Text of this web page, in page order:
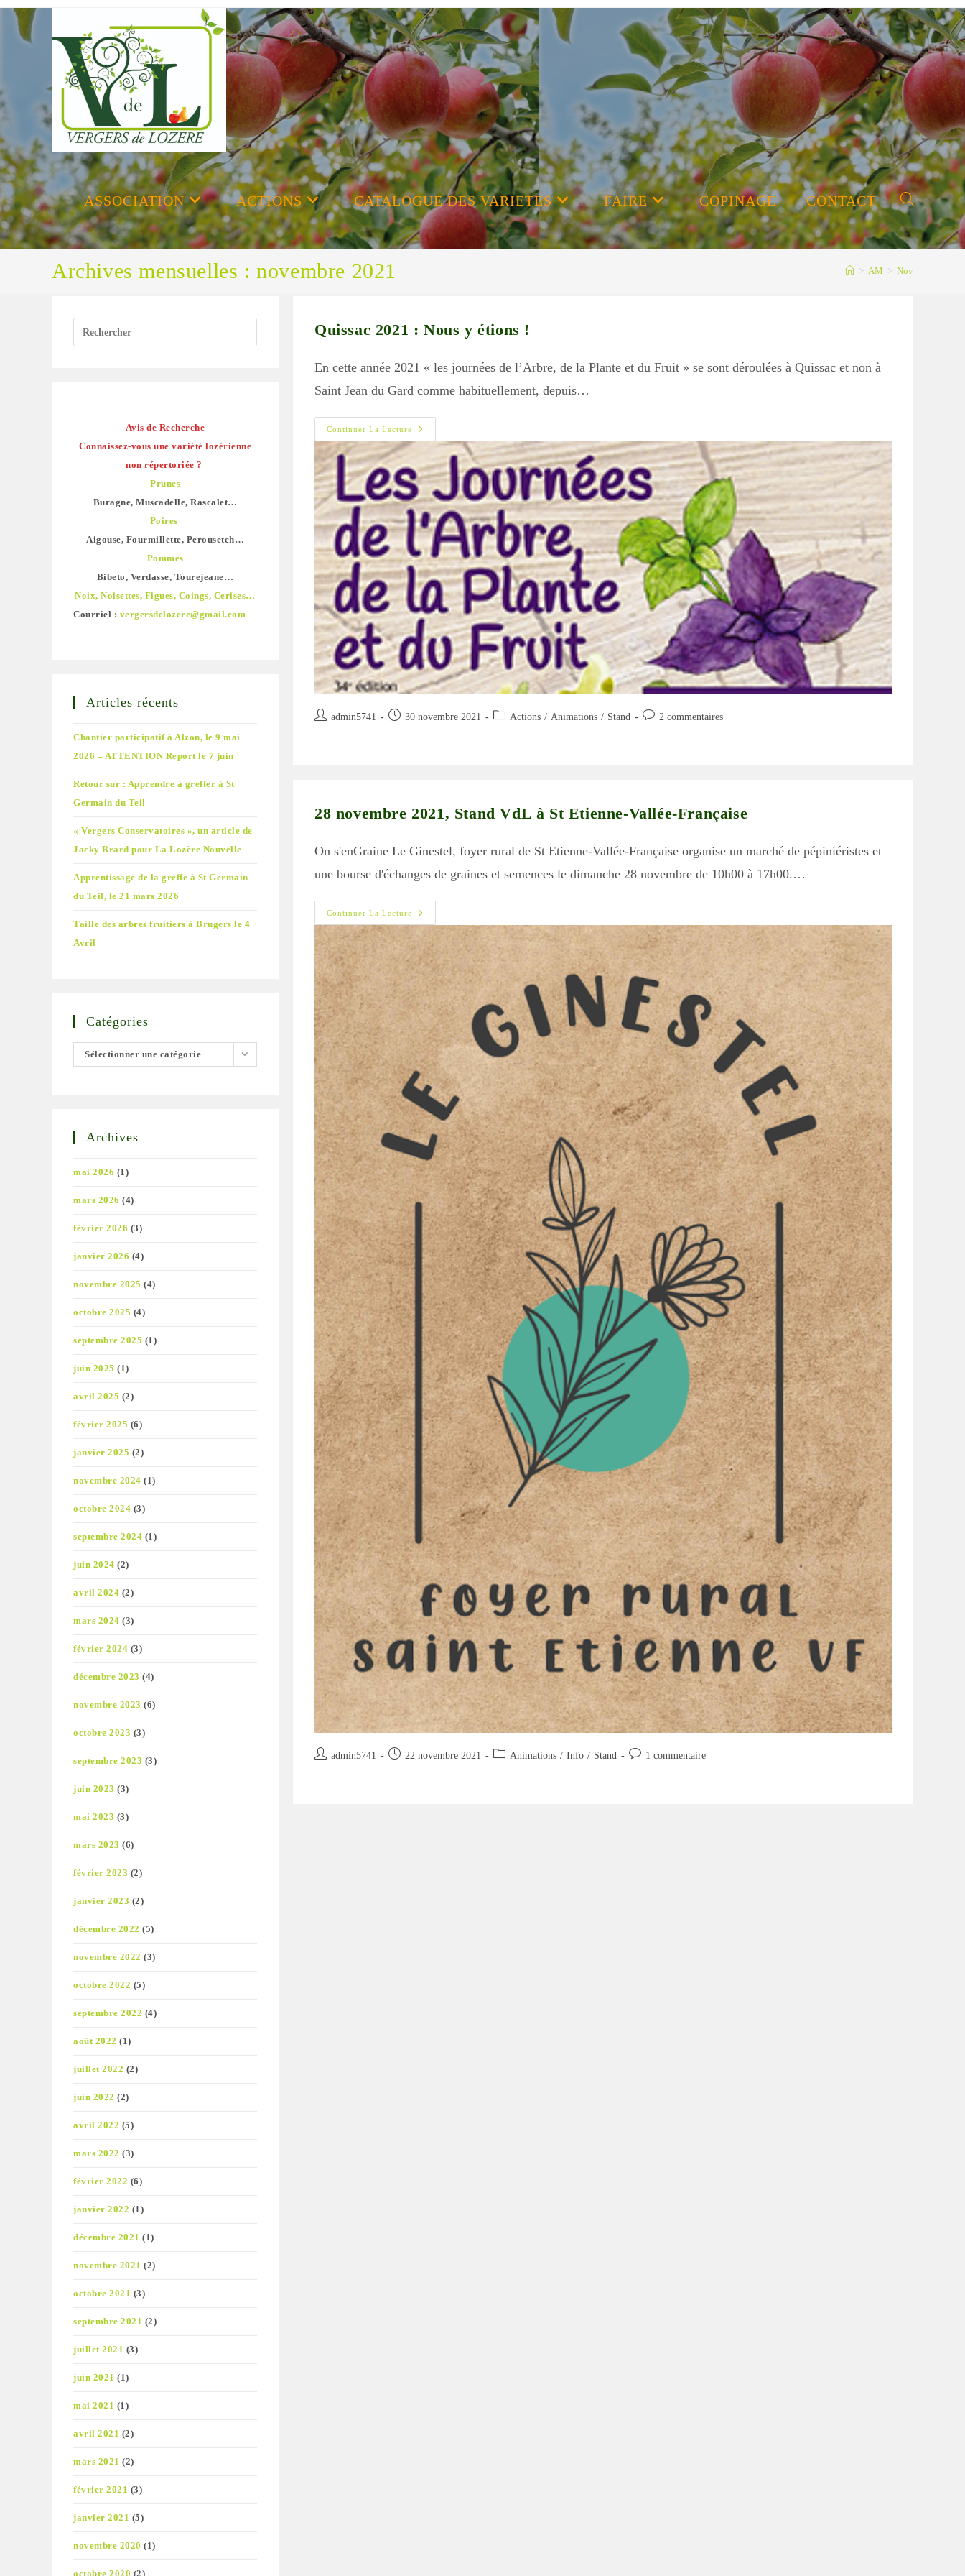
Skip
content
ASSOCIATION ACTIONS CATALOGUE DES VARIETES FAIRE COPINAGE CONTACT Toggle
Archives mensuelles : novembre 2021 > AM > Nov
Quissac 2021 : Nous y étions !
En cette année 2021 « les journées de l’Arbre, de la Plante et du Fruit » se sont déroulées à Quissac et non à
Saint Jean du Gard comme habituellement, depuis…
Continuer La Lecture
Quissac
2021
Y
Étions
!
Auteur/autrice
admin5741
Publication
30 novembre 2021
Post Actions / Animations / Stand
Commentaires
2 commentaires
28 novembre 2021, Stand VdL à St Etienne-Vallée-Française
On s'enGraine Le Ginestel, foyer rural de St Etienne-Vallée-Française organise un marché de pépiniéristes et
une bourse d'échanges de graines et semences le dimanche 28 novembre de 10h00 à 17h00.…
Continuer La Lecture
28
Novembre
2021,
Stand
VdL
À
St
Etienne-
Vallée-
Française
Auteur/autrice
admin5741
Publication
22 novembre 2021
Post Animations / Info / Stand
Commentaires
1 commentaire
Avis de Recherche
Connaissez-vous une variété lozérienne
non répertoriée ?
Prunes
Buragne, Muscadelle, Rascalet…
Poires
Aigouse, Fourmillette, Perousetch…
Pommes
Bibeto, Verdasse, Tourejeane…
Noix, Noisettes, Figues, Coings, Cerises…
Courriel : vergersdelozere@gmail.com
Articles récents
Chantier participatif à Alzon, le 9 mai
2026 – ATTENTION Report le 7 juin
Retour sur : Apprendre à greffer à St
Germain du Teil
« Vergers Conservatoires », un article de
Jacky Brard pour La Lozère Nouvelle
Apprentissage de la greffe à St Germain
du Teil, le 21 mars 2026
Taille des arbres fruitiers à Brugers le 4
Avril
Catégories
Catégories
Sélectionner une catégorie
Archives
mai 2026 (1)
mars 2026 (4)
février 2026 (3)
janvier 2026 (4)
novembre 2025 (4)
octobre 2025 (4)
septembre 2025 (1)
juin 2025 (1)
avril 2025 (2)
février 2025 (6)
janvier 2025 (2)
novembre 2024 (1)
octobre 2024 (3)
septembre 2024 (1)
juin 2024 (2)
avril 2024 (2)
mars 2024 (3)
février 2024 (3)
décembre 2023 (4)
novembre 2023 (6)
octobre 2023 (3)
septembre 2023 (3)
juin 2023 (3)
mai 2023 (3)
mars 2023 (6)
février 2023 (2)
janvier 2023 (2)
décembre 2022 (5)
novembre 2022 (3)
octobre 2022 (5)
septembre 2022 (4)
août 2022 (1)
juillet 2022 (2)
juin 2022 (2)
avril 2022 (5)
mars 2022 (3)
février 2022 (6)
janvier 2022 (1)
décembre 2021 (1)
novembre 2021 (2)
octobre 2021 (3)
septembre 2021 (2)
juillet 2021 (3)
juin 2021 (1)
mai 2021 (1)
avril 2021 (2)
mars 2021 (2)
février 2021 (3)
janvier 2021 (5)
novembre 2020 (1)
octobre 2020 (2)